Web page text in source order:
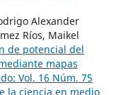
Alexander
Ríos, Maikel
de potencial del
mapas
Vol. 16 Núm. 75
la ciencia en medio